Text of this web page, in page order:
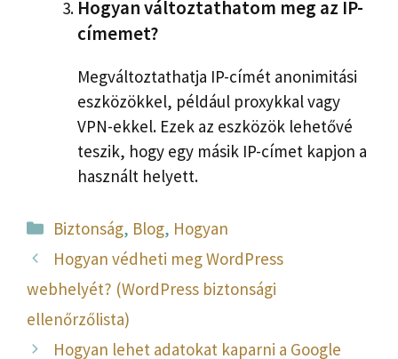
Hogyan változtathatom meg az IP-
címemet?
Megváltoztathatja IP-címét anonimitási
eszközökkel, például proxykkal vagy
VPN-ekkel. Ezek az eszközök lehetővé
teszik, hogy egy másik IP-címet kapjon a
használt helyett.
Kategória
Biztonság, Blog, Hogyan
Hogyan védheti meg WordPress
webhelyét? (WordPress biztonsági
ellenőrzőlista)
Hogyan lehet adatokat kaparni a Google